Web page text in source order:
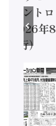
コントロ
2026年8
発行）